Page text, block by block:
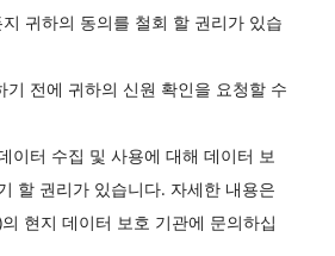
귀하의 동의를 철회 할 권리가 있습
기 전에 귀하의 신원 확인을 요청할 수
이터 수집 및 사용에 대해 데이터 보
할 권리가 있습니다. 자세한 내용은
현지 데이터 보호 기관에 문의하십